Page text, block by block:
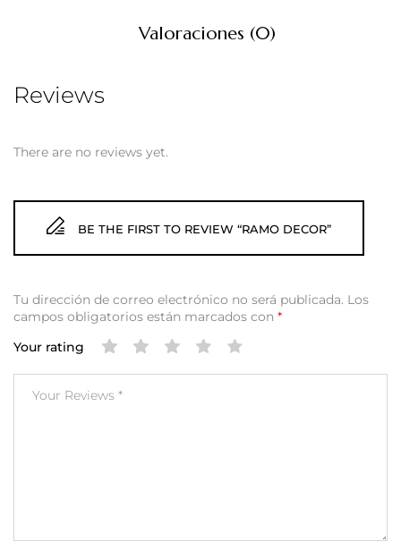
Valoraciones (0)
Reviews
There are no reviews yet.
BE THE FIRST TO REVIEW “RAMO DECOR”
Tu dirección de correo electrónico no será publicada. Los
campos obligatorios están marcados con *
Your rating